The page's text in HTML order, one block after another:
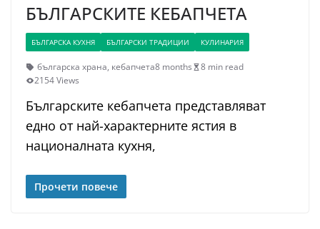
БЪЛГАРСКИТЕ КЕБАПЧЕТА
БЪЛГАРСКА КУХНЯ БЪЛГАРСКИ ТРАДИЦИИ КУЛИНАРИЯ
българска храна, кебапчета8 months
8 min read
2154 Views
Българските кебапчета представляват
едно от най-характерните ястия в
националната кухня,
Прочети повече